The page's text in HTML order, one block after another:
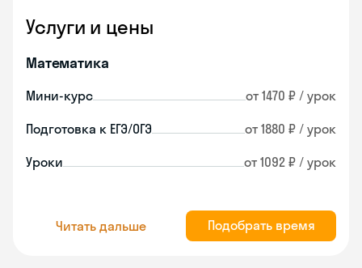
Услуги и цены
Математика
Мини-курс от 1470 ₽ / урок
Подготовка к ЕГЭ/ОГЭ от 1880 ₽ / урок
Уроки от 1092 ₽ / урок
Читать дальше Подобрать время